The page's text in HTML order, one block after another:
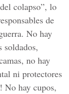
colapso”, lo
de
No hay
soldados,
no hay
ni protectores
No hay cupos,